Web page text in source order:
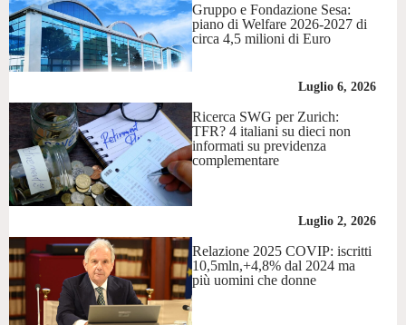
Gruppo e Fondazione Sesa:
piano di Welfare 2026-2027 di
circa 4,5 milioni di Euro
Luglio 6, 2026
Ricerca SWG per Zurich:
TFR? 4 italiani su dieci non
informati su previdenza
complementare
Luglio 2, 2026
Relazione 2025 COVIP: iscritti
10,5mln,+4,8% dal 2024 ma
più uomini che donne